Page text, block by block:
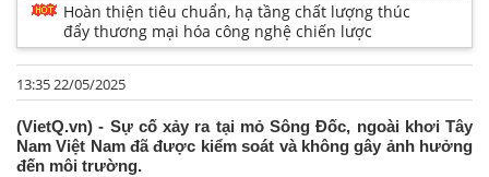
Hoàn thiện tiêu chuẩn, hạ tầng chất lượng thúc
đẩy thương mại hóa công nghệ chiến lược
13:35 22/05/2025
(VietQ.vn) - Sự cố xảy ra tại mỏ Sông Đốc, ngoài khơi Tây
Nam Việt Nam đã được kiểm soát và không gây ảnh hưởng
đến môi trường.